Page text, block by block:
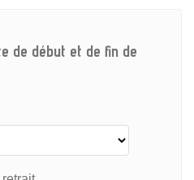
de début et de fin de